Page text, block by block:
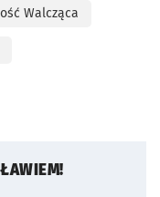
Walcząca